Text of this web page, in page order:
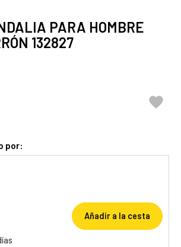
PARA HOMBRE
132827

por:
Añadir a la cesta